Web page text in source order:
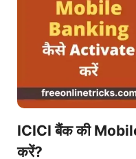
ICICI बैंक की
करें?